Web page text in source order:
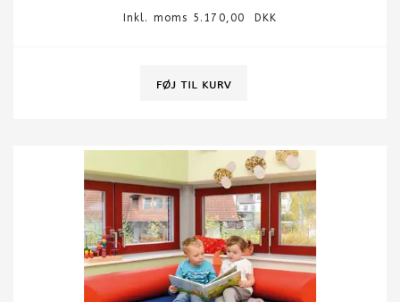
Inkl. moms 5.170,00 DKK